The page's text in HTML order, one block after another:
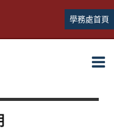
學務處首頁